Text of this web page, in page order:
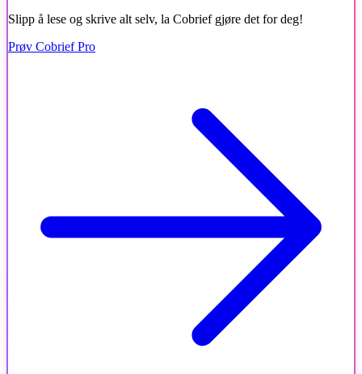
Slipp å lese og skrive alt selv, la Cobrief gjøre det for deg!
Prøv Cobrief Pro